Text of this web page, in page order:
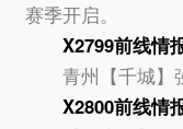
赛季开启。
X2799前线情
青州【千城】强
X2800前线情